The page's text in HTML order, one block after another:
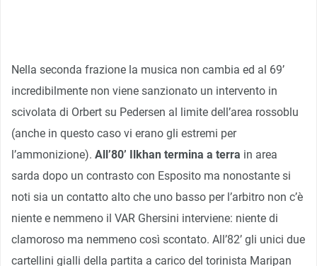
Nella seconda frazione la musica non cambia ed al 69’
incredibilmente non viene sanzionato un intervento in
scivolata di Orbert su Pedersen al limite dell’area rossoblu
(anche in questo caso vi erano gli estremi per
l’ammonizione). All’80’ Ilkhan termina a terra in area
sarda dopo un contrasto con Esposito ma nonostante si
noti sia un contatto alto che uno basso per l’arbitro non c’è
niente e nemmeno il VAR Ghersini interviene: niente di
clamoroso ma nemmeno così scontato. All’82’ gli unici due
cartellini gialli della partita a carico del torinista Maripan